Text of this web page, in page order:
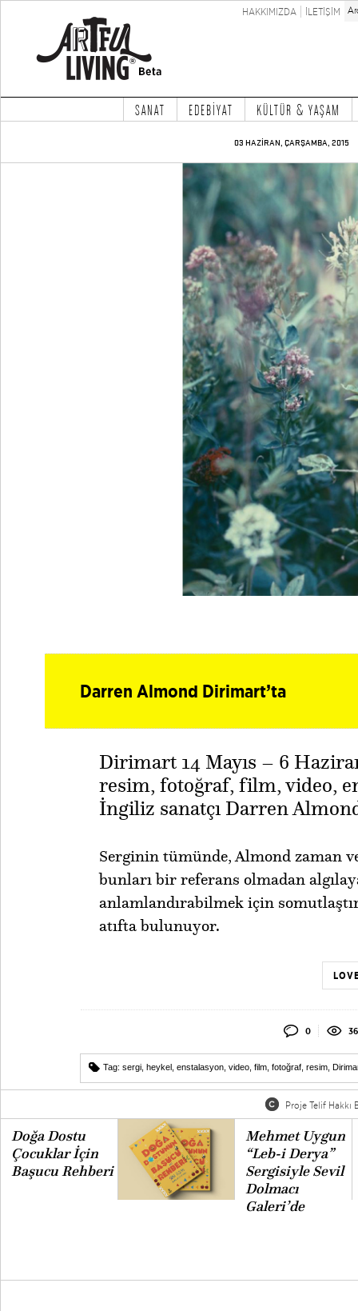
HAKKIMIZDA İLETİŞİM
SANAT EDEBİYAT KÜLTÜR & YAŞAM
03 HAZİRAN, ÇARŞAMBA, 2015
Darren Almond Dirimart’ta
Dirimart 14 Mayıs – 6
resim, fotoğraf, film, video,
İngiliz sanatçı Darren
Serginin tümünde, Almond zaman
bunları bir referans olmadan
anlamlandırabilmek için
atıfta bulunuyor.
0
Tag: sergi heykel enstalasyon video film fotoğraf resim
Proje Telif Hakkı
Doğa Dostu
Çocuklar İçin
Başucu Rehberi
Mehmet Uygun
“Leb-i Derya”
Sergisiyle Sevil
Dolmacı
Galeri’de